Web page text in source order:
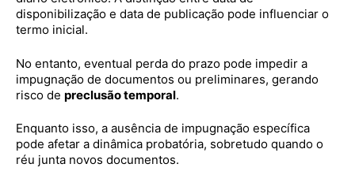
disponibilização e data de publicação pode influenciar o
termo inicial.
No entanto, eventual perda do prazo pode impedir a
impugnação de documentos ou preliminares, gerando
risco de preclusão temporal.
Enquanto isso, a ausência de impugnação específica
pode afetar a dinâmica probatória, sobretudo quando o
réu junta novos documentos.